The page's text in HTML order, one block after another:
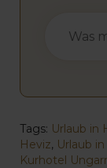
Tags: Urlaub in
Heviz, Urlaub
Kurhotel